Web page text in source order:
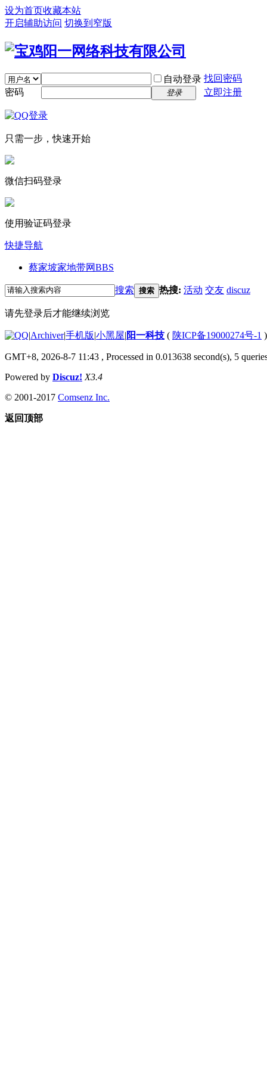
设为首页收藏本站
开启辅助访问 切换到窄版
自动登录 找回密码
密码
登录 立即注册
只需一步，快速开始
微信扫码登录
使用验证码登录
快捷导航
蔡家坡家地带网BBS
搜索 搜索 热搜: 活动 交友 discuz
请先登录后才能继续浏览
|Archiver|手机版|小黑屋| 阳一科技 ( 陕ICP备19000274号-1 )
GMT+8, 2026-8-7 11:43 , Processed in 0.013638 second(s), 5
Powered by Discuz! X3.4
© 2001-2017 Comsenz Inc.
返回顶部